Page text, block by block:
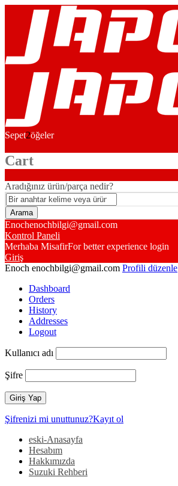
Sepet2öğeler
Cart
Aradığınız ürün/parça nedir?
Enochenochbilgi@gmail.com
Kontrol Paneli
Merhaba MisafirFor better experience login
Giriş
Enoch enochbilgi@gmail.com Profili düzenle
Dashboard
Orders
History
Addresses
Logout
Kullanıcı adı
Şifre
Şifrenizi mi unuttunuz?Kayıt ol
eski-Anasayfa
Hesabım
Hakkımızda
Suzuki Rehberi